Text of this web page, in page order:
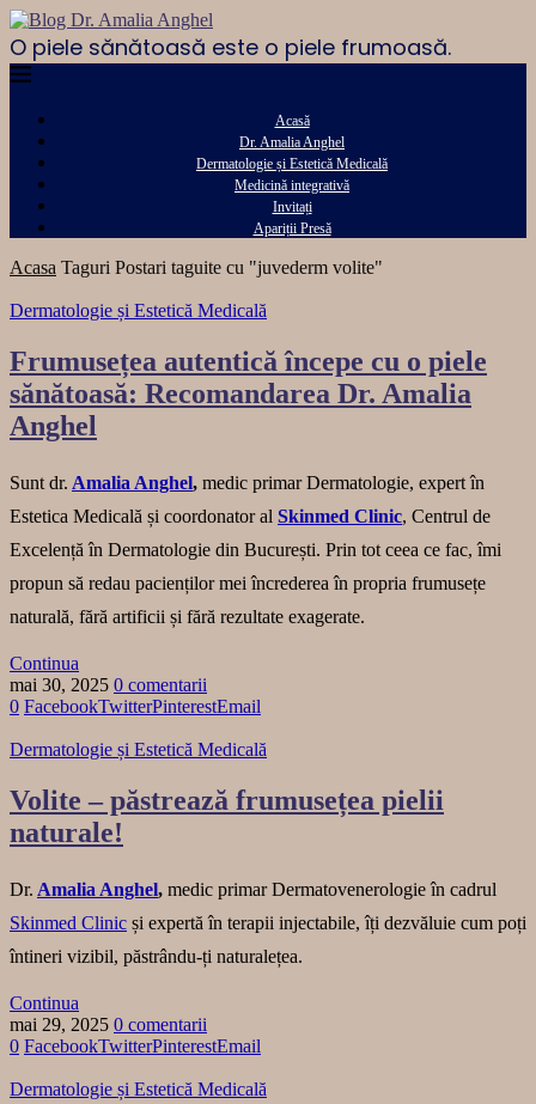
O piele sănătoasă este o piele frumoasă.
Acasă
Dr. Amalia Anghel
Dermatologie și Estetică Medicală
Medicină integrativă
Invitați
Apariții Presă
Acasa Taguri Postari taguite cu "juvederm volite"
Dermatologie și Estetică Medicală
Frumusețea autentică începe cu o piele
sănătoasă: Recomandarea Dr. Amalia
Anghel
Sunt dr. Amalia Anghel, medic primar Dermatologie, expert în
Estetica Medicală și coordonator al Skinmed Clinic, Centrul de
Excelență în Dermatologie din București. Prin tot ceea ce fac, îmi
propun să redau pacienților mei încrederea în propria frumusețe
naturală, fără artificii și fără rezultate exagerate.
Continua
mai 30, 2025 0 comentarii
0 FacebookTwitterPinterestEmail
Dermatologie și Estetică Medicală
Volite – păstrează frumusețea pielii
naturale!
Dr. Amalia Anghel, medic primar Dermatovenerologie în cadrul
Skinmed Clinic și expertă în terapii injectabile, îți dezvăluie cum poți
întineri vizibil, păstrându-ți naturalețea.
Continua
mai 29, 2025 0 comentarii
0 FacebookTwitterPinterestEmail
Dermatologie și Estetică Medicală